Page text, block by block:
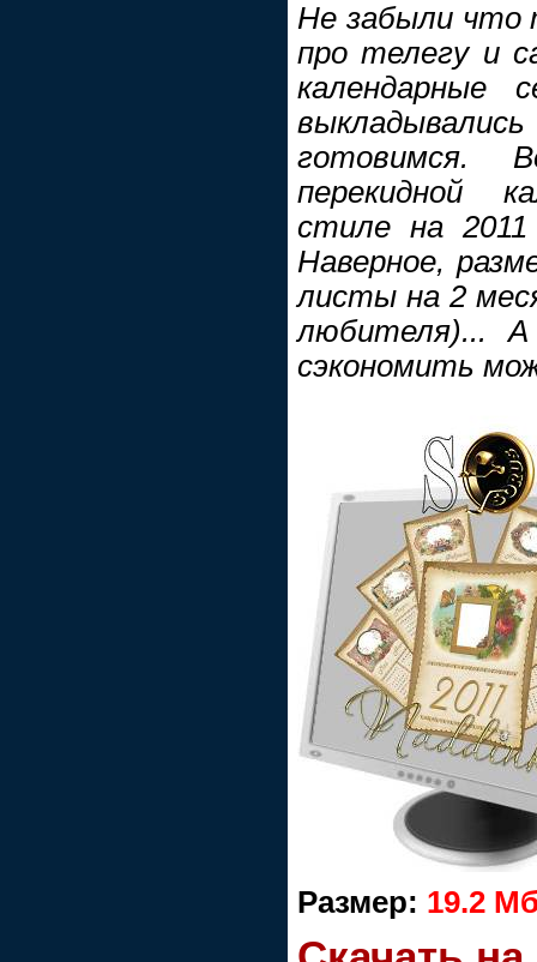
Не забыли что
про телегу и
календарные
готовимся.
перекидной
стиле на
Наверное,
листы на 2
любителя)...
сэкономить
Размер: 19.2